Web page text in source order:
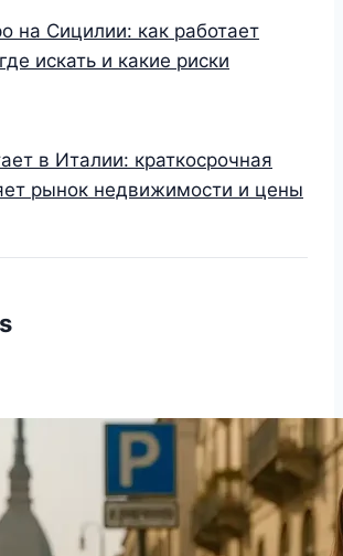
на Сицилии: как работает
искать и какие риски
в Италии: краткосрочная
рынок недвижимости и цены